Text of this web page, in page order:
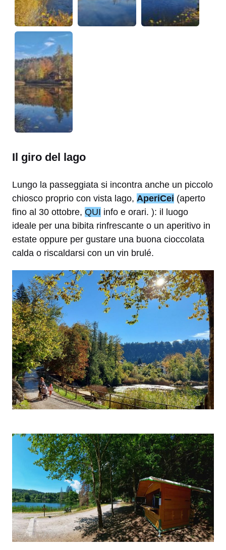
Il giro del lago
Lungo la passeggiata si incontra anche un piccolo
chiosco proprio con vista lago, AperiCei (aperto
fino al 30 ottobre, QUI info e orari. ): il luogo
ideale per una bibita rinfrescante o un aperitivo in
estate oppure per gustare una buona cioccolata
calda o riscaldarsi con un vin brulé.